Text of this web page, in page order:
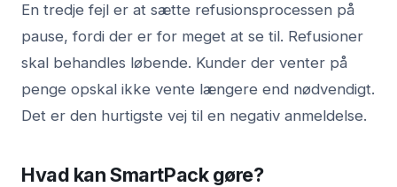
En tredje fejl er at sætte refusionsprocessen på
pause, fordi der er for meget at se til. Refusioner
skal behandles løbende. Kunder der venter på
penge opskal ikke vente længere end nødvendigt.
Det er den hurtigste vej til en negativ anmeldelse.
Hvad kan SmartPack gøre?